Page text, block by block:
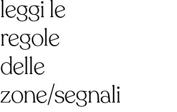
leggi le
regole
delle
zone/segnali